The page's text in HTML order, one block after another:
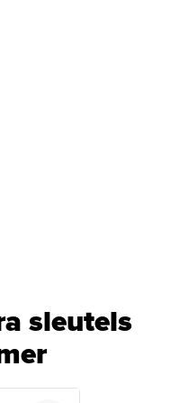
sleutels